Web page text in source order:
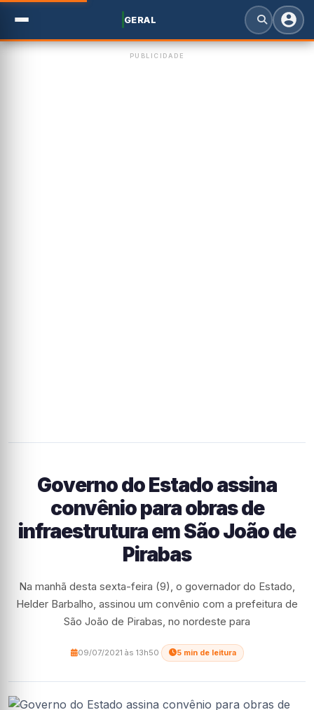
GERAL
PUBLICIDADE
Governo do Estado assina
convênio para obras de
infraestrutura em São João de
Pirabas
Na manhã desta sexta-feira (9), o governador do Estado,
Helder Barbalho, assinou um convênio com a prefeitura de
São João de Pirabas, no nordeste para
09/07/2021 às 13h50 5 min de leitura